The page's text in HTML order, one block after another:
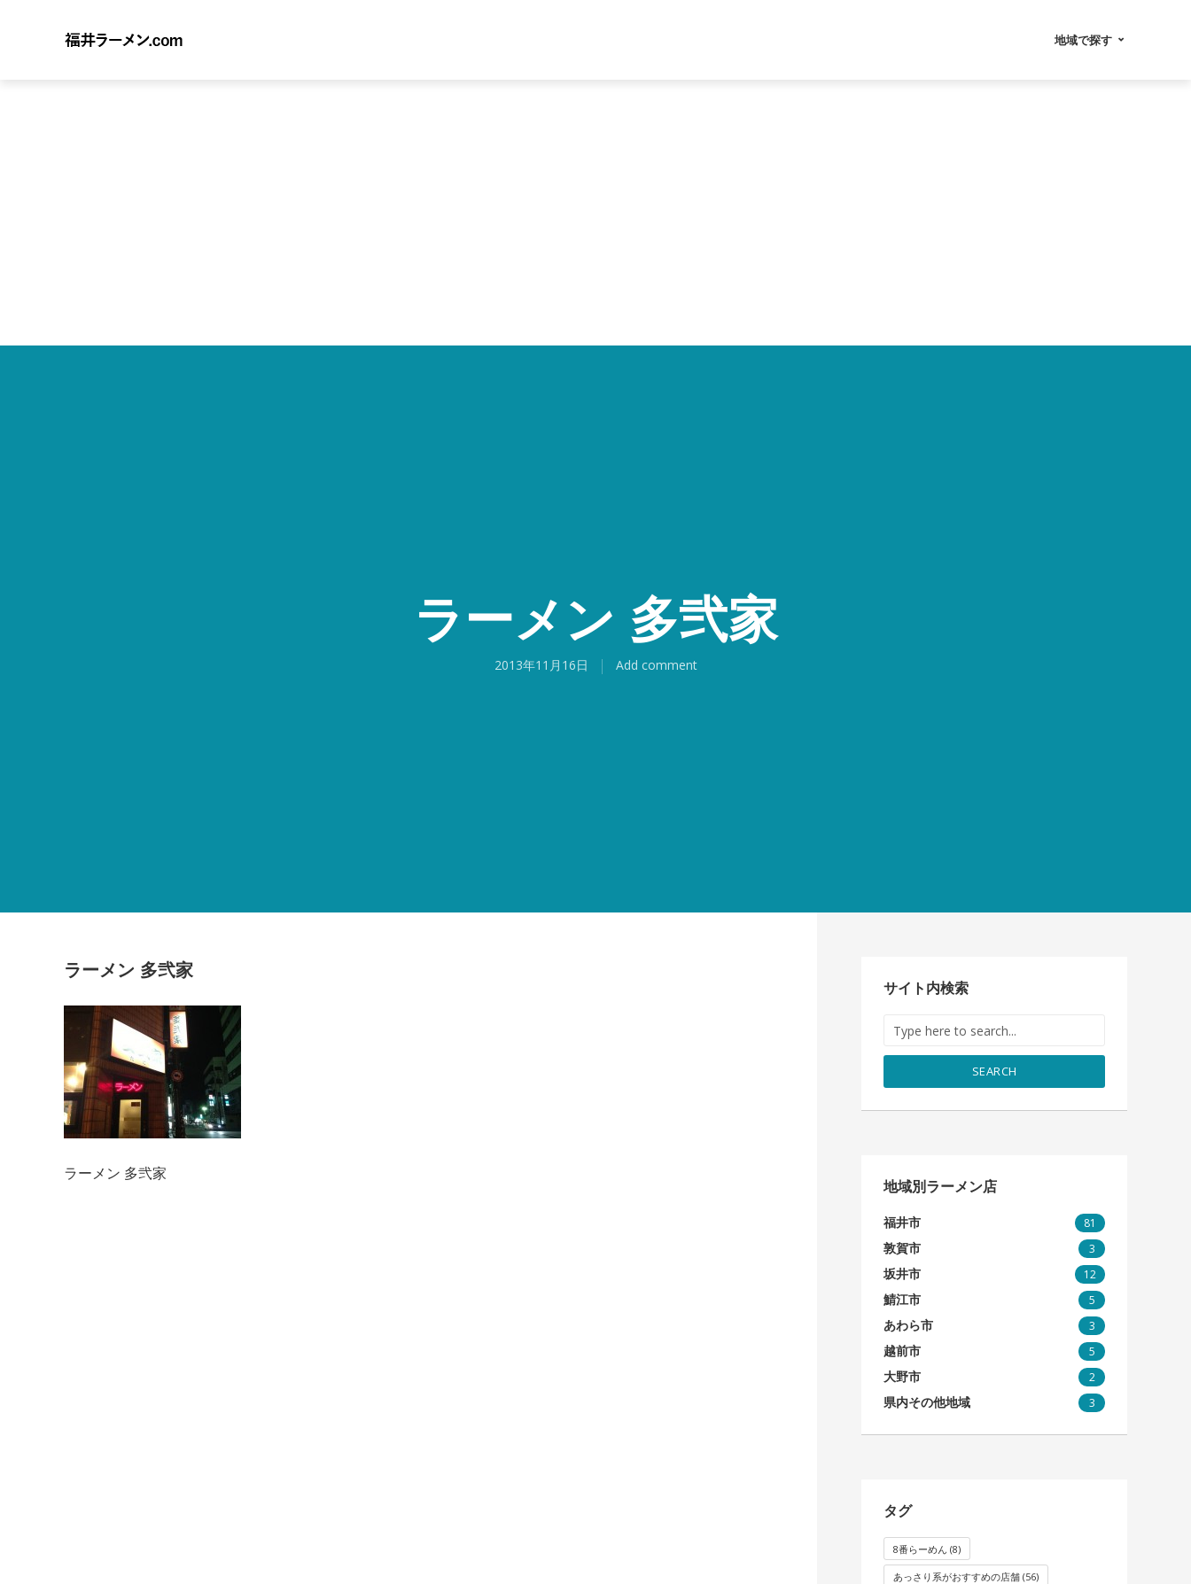
地域で探す
ラーメン 多弐家
2013年11月16日 Add comment
ラーメン 多弐家
ラーメン 多弐家
サイト内検索
SEARCH
地域別ラーメン店
福井市 81
敦賀市 3
坂井市 12
鯖江市 5
あわら市 3
越前市 5
大野市 2
県内その他地域 3
タグ
8番らーめん (8)
あっさり系がおすすめの店舗 (56)